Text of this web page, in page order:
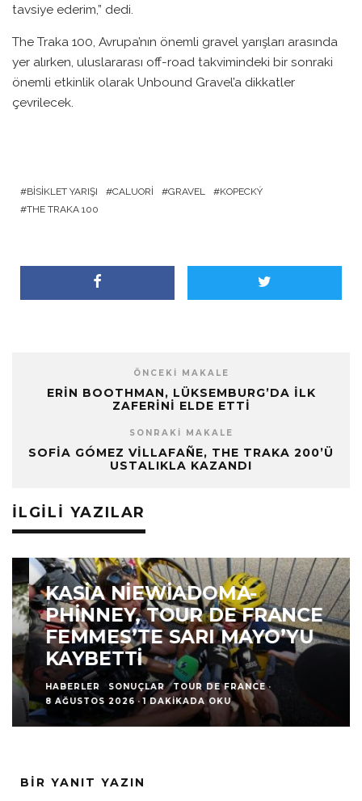
tavsiye ederim,” dedi.
The Traka 100, Avrupa’nın önemli gravel yarışları arasında
yer alırken, uluslararası off-road takvimindeki bir sonraki
önemli etkinlik olarak Unbound Gravel’a dikkatler
çevrilecek.
BISIKLET YARIŞI CALUORI GRAVEL
KOPECKÝ
THE TRAKA 100
ÖNCEKI MAKALE
ERIN BOOTHMAN, LÜKSEMBURG’DA İLK
ZAFERINI ELDE ETTI
SONRAKI MAKALE
SOFIA GÓMEZ VILLAFAÑE, THE TRAKA 200’Ü
USTALIKLA KAZANDI
İLGILI YAZILAR
KASIA NIEWIADOMA-
PHINNEY, TOUR DE FRANCE
FEMMES’TE SARI MAYO’YU
KAYBETTI
HABERLER SONUÇLAR TOUR DE FRANCE ·
8 AĞUSTOS 2026 · 1 DAKIKADA OKU
BIR YANIT YAZIN